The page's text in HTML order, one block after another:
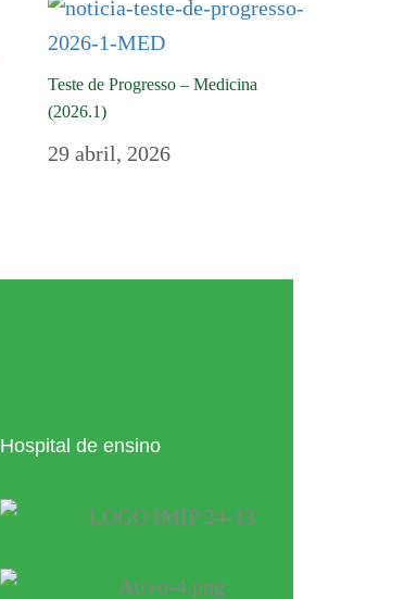
Teste de Progresso – Medicina
(2026.1)
29 abril, 2026
Hospital de ensino